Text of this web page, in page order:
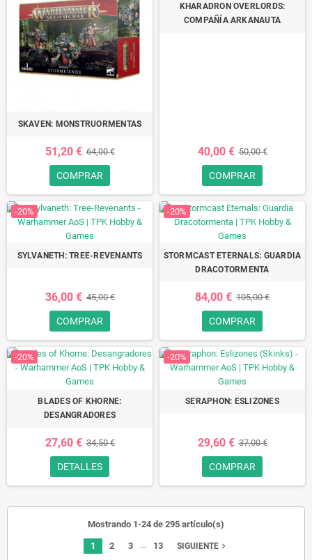
SKAVEN: MONSTRUORMENTAS
51,20 € 64,00 €
COMPRAR
KHARADRON OVERLORDS:
COMPAÑÍA ARKANAUTA
40,00 € 50,00 €
COMPRAR
-20%
SYLVANETH: TREE-REVENANTS
36,00 € 45,00 €
COMPRAR
-20%
STORMCAST ETERNALS: GUARDIA
DRACOTORMENTA
84,00 € 105,00 €
COMPRAR
-20%
BLADES OF KHORNE:
DESANGRADORES
27,60 € 34,50 €
DETALLES
-20%
SERAPHON: ESLIZONES
29,60 € 37,00 €
COMPRAR
Mostrando 1-24 de 295 artículo(s)
1 2 3 … 13 SIGUIENTE navigate_next